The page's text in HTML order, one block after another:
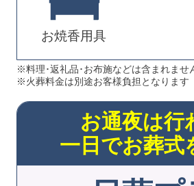
お焼香用具
※料理･返礼品･お布施などは含まれませ
※火葬料金は別途お客様負担となります
お通夜は行
一日でお葬式